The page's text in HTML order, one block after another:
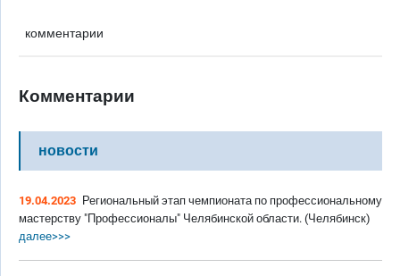
комментарии
Комментарии
новости
19.04.2023 Региональный этап чемпионата по профессиональному
мастерству "Профессионалы" Челябинской области. (Челябинск)
далее>>>